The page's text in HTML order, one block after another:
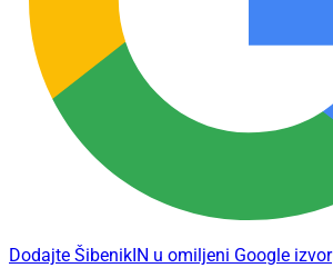
Dodajte ŠibenikIN u omiljeni Google izvor